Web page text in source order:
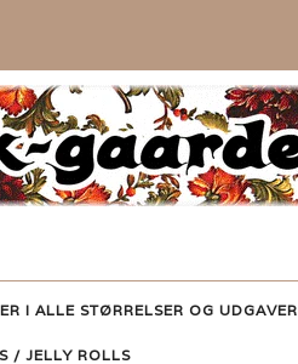
I ALLE STØRRELSER OG UDGAVER
/ JELLY ROLLS